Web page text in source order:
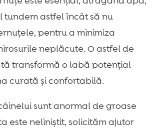
tundem astfel încât să nu
pentru a minimiza
neplăcute. O astfel de
transformă o labă potențial
curată și confortabilă.
sunt anormal de groase
este neliniștit, solicităm ajutor